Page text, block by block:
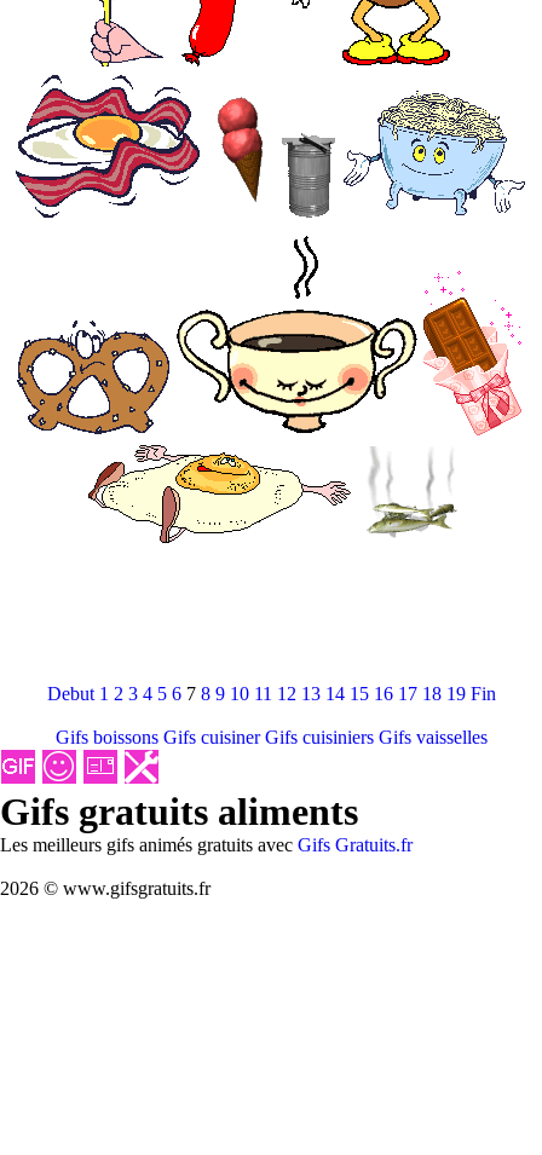
Debut 1 2 3 4 5 6 7 8 9 10 11 12 13 14 15 16 17 18 19 Fin
Gifs boissons Gifs cuisiner Gifs cuisiniers Gifs vaisselles
Gifs gratuits aliments
Les meilleurs gifs animés gratuits avec Gifs Gratuits.fr
2026 © www.gifsgratuits.fr